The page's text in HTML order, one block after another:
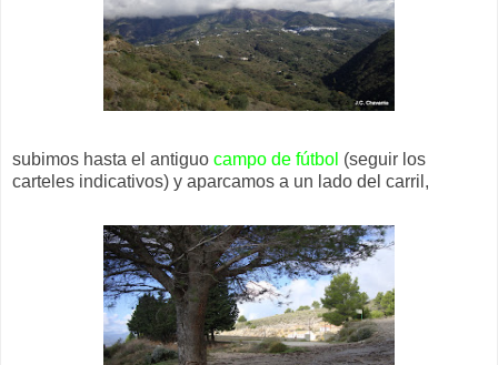
subimos hasta el antiguo campo de fútbol (seguir los
carteles indicativos) y aparcamos a un lado del carril,